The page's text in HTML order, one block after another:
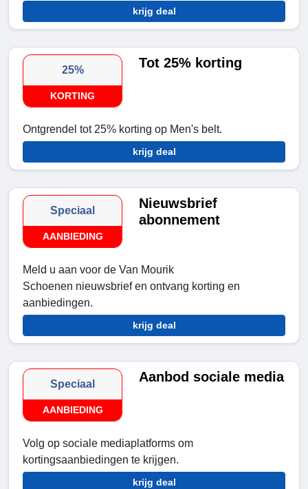
krijg deal
25%
KORTING
Tot 25% korting
Ontgrendel tot 25% korting op Men's belt.
krijg deal
Speciaal
AANBIEDING
Nieuwsbrief
abonnement
Meld u aan voor de Van Mourik
Schoenen nieuwsbrief en ontvang korting en
aanbiedingen.
krijg deal
Speciaal
AANBIEDING
Aanbod sociale media
Volg op sociale mediaplatforms om
kortingsaanbiedingen te krijgen.
krijg deal